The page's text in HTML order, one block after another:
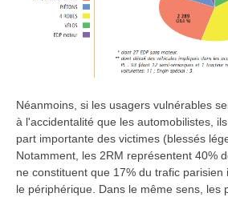
Néanmoins, si les usagers vulnérables
à l'accidentalité que les automobilistes,
part importante des victimes (blessés
Notamment, les 2RM représentent 40%
ne constituent que 17% du trafic
le périphérique. Dans le même sens, les